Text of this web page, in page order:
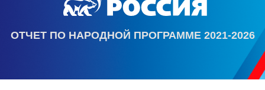
ОТЧЕТ ПО НАРОДНОЙ ПРОГРАММЕ 2021-2026